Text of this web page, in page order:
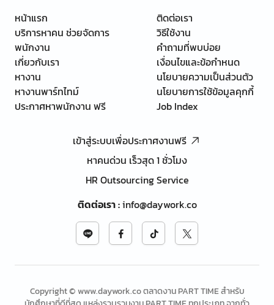
หน้าแรก
บริการหาคน ช่วยจัดการ
พนักงาน
เกี่ยวกับเรา
หางาน
หางานพาร์ทไทม์
ประกาศหาพนักงาน ฟรี
ติดต่อเรา
วิธีใช้งาน
คำถามที่พบบ่อย
เงื่อนไขและข้อกำหนด
นโยบายความเป็นส่วนตัว
นโยบายการใช้ข้อมูลคุกกี้
Job Index
เข้าสู่ระบบเพื่อประกาศงานฟรี
หาคนด่วน เร็วสุด 1 ชั่วโมง
HR Outsourcing Service
ติดต่อเรา:info@daywork.co
Copyright © www.daywork.co ตลาดงาน PART TIME สำหรับ